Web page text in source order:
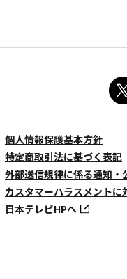
個人情報保護基本方針
特定商取引法に基づく表記
外部送信規律に係る通知・
カスタマーハラスメントに
日本テレビHPへ